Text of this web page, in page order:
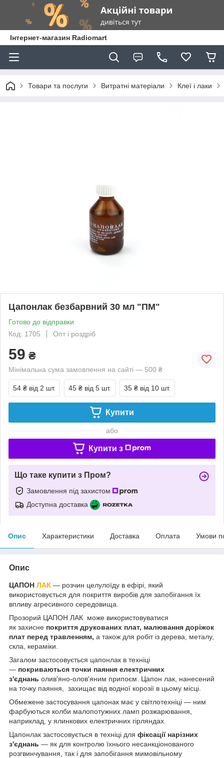
Інтернет-магазин Radiomart
Товари та послуги Витратні матеріали Клеї і лаки
Цапонлак безбарвний 30 мл "ПМ"
Готово до відправки
Код: 1705
Опт і роздріб
59 ₴
Мінімальна сума замовлення на сайті — 500 ₴
54 ₴ від 2 шт. 45 ₴ від 5 шт. 35 ₴ від 10 шт.
Купити
або
Купити з
Що таке купити з Пром?
Замовлення під захистом
Доступна доставка
Опис Характеристики Доставка Оплата Умови
Опис
ЦАПОН ЛАК — розчин целулоїду в ефірі, який
використовується для покриття виробів для запобігання їх
впливу агресивного середовища.
Прозорий ЦАПОН ЛАК може використовуватися
як захисне покриття друкованих плат, малювання доріжок
плат перед травленням, а також для робіт із дерева, металу,
скла, кераміки.
Загалом застосовується цапонлак в техніці
— покриваються точки паяння електричних
з'єднань олив'яно-олов'яним припоєм. Цапон лак, нанесений
на точку паяння, захищає від водної корозії в цьому місці.
Обмежене застосування цапонак має у світлотехніці — ним
фарбуються колби малопотужних ламп розжарювання,
наприклад, у ялинкових електричних гірляндах.
Цапонлак застосовується в техніці для фіксації нарізних
з'єднань — як для контролю їхнього несанкціонованого
розгвинчування, так і для запобігання мимовільному